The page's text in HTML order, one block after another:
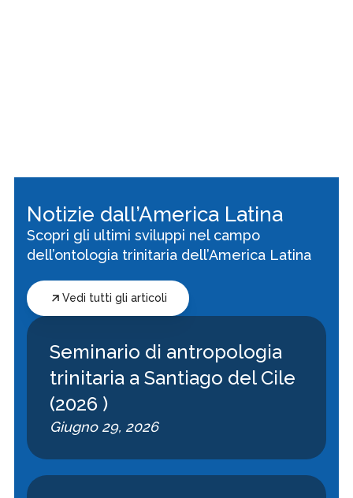
Notizie dall’America Latina
Scopri gli ultimi sviluppi nel campo
dell’ontologia trinitaria dell’America Latina
Vedi tutti gli articoli
Seminario di antropologia
trinitaria a Santiago del Cile
(2026 )
Giugno 29, 2026